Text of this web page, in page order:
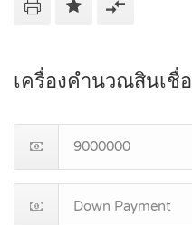
เครื่องคำนวณสินเชื่อ